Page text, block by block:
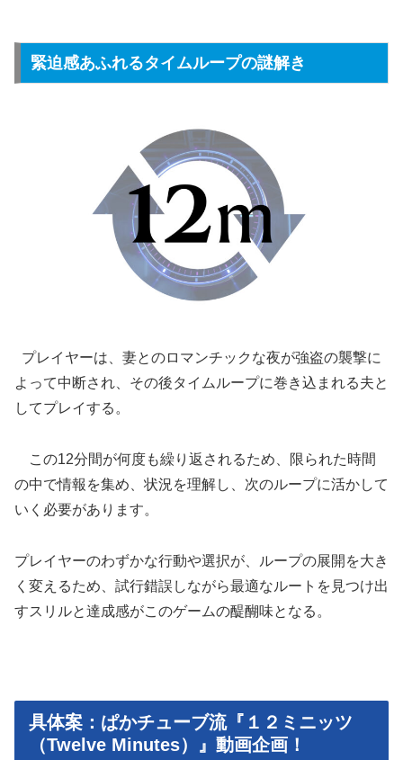
緊迫感あふれるタイムループの謎解き
プレイヤーは、妻とのロマンチックな夜が強盗の襲撃に
よって中断され、その後タイムループに巻き込まれる夫と
してプレイする。
この12分間が何度も繰り返されるため、限られた時間
の中で情報を集め、状況を理解し、次のループに活かして
いく必要があります。
プレイヤーのわずかな行動や選択が、ループの展開を大き
く変えるため、試行錯誤しながら最適なルートを見つけ出
すスリルと達成感がこのゲームの醍醐味となる。
具体案：ぱかチューブ流『１２ミニッツ
（Twelve Minutes）』動画企画！